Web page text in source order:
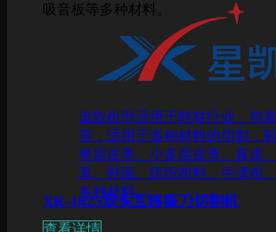
吸音板等多种材料。
该款机型适用于鞋材行业，包
等，适用于多种材料的切割，
单层皮革、小多层皮革、真皮
革、鞋面、纺织布料、牛津布
多种材料。
XK-1625双头互移振刀切割机